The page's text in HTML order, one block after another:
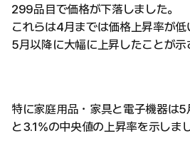
299品目で価格が下落しました。
これらは4月までは価格上昇率が低
5月以降に大幅に上昇したことが示
特に家庭用品・家具と電子機器は
と3.1%の中央値の上昇率を示しま